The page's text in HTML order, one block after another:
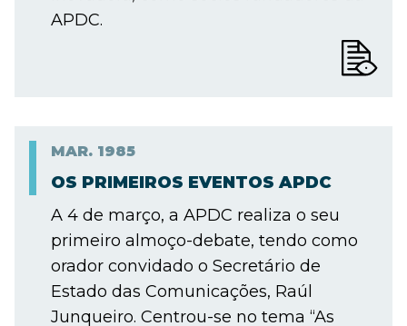
APDC.
MAR. 1985
OS PRIMEIROS EVENTOS APDC
A 4 de março, a APDC realiza o seu
primeiro almoço-debate, tendo como
orador convidado o Secretário de
Estado das Comunicações, Raúl
Junqueiro. Centrou-se no tema “As